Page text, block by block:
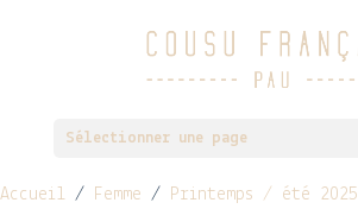
Sélectionner une page
Accueil / Femme / Printemps / été 2025